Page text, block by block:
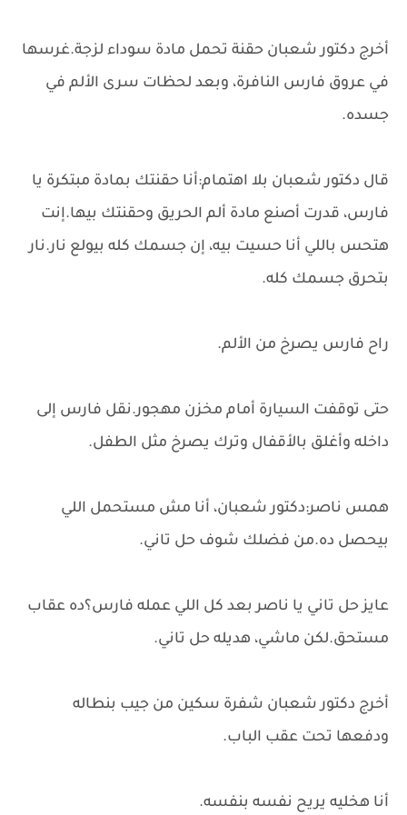
أخرج دكتور شعبان حقنة تحمل مادة سوداء لزجة.غرسها
في عروق فارس النافرة، وبعد لحظات سرى الألم في
جسده.
قال دكتور شعبان بلا اهتمام:أنا حقنتك بمادة مبتكرة يا
فارس، قدرت أصنع مادة ألم الحريق وحقنتك بيها.إنت
هتحس باللي أنا حسيت بيه، إن جسمك كله بيولع نار.نار
بتحرق جسمك كله.
راح فارس يصرخ من الألم.
حتى توقفت السيارة أمام مخزن مهجور.نقل فارس إلى
داخله وأغلق بالأقفال وترك يصرخ مثل الطفل.
همس ناصر:دكتور شعبان، أنا مش مستحمل اللي
بيحصل ده.من فضلك شوف حل تاني.
عايز حل تاني يا ناصر بعد كل اللي عمله فارس؟ده عقاب
مستحق.لكن ماشي، هديله حل تاني.
أخرج دكتور شعبان شفرة سكين من جيب بنطاله
ودفعها تحت عقب الباب.
أنا هخليه يريح نفسه بنفسه.